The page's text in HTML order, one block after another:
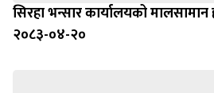
सिरहा भन्सार कार्यालयको
२०८३-०४-२०